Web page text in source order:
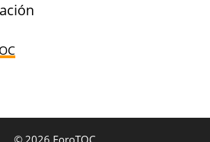
© 2026 ForoTOC